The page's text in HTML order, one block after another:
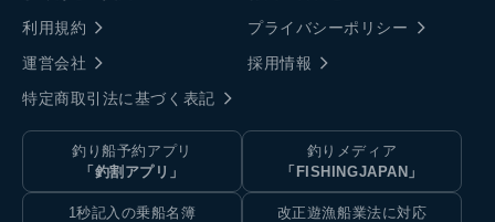
利用規約
プライバシーポリシー
運営会社
採用情報
特定商取引法に基づく表記
釣り船予約アプリ
「釣割アプリ」
釣りメディア
「FISHINGJAPAN」
1秒記入の乗船名簿
改正遊漁船業法に対応